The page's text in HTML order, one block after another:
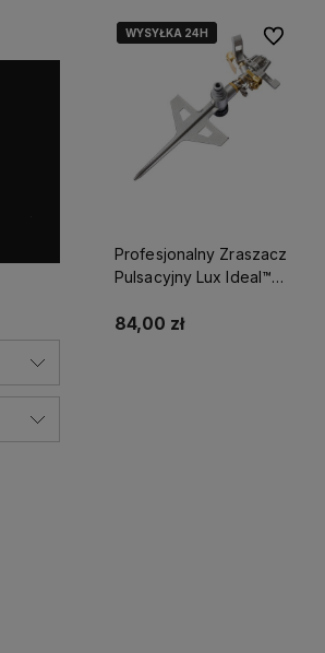
Skorzystaj z darmowej dostawy
WYSYŁKA 24H
WYSYŁKA 24H
Profesjonalny Zraszacz
Pulsacyjny Lux Ideal™
84,00 zł
Do